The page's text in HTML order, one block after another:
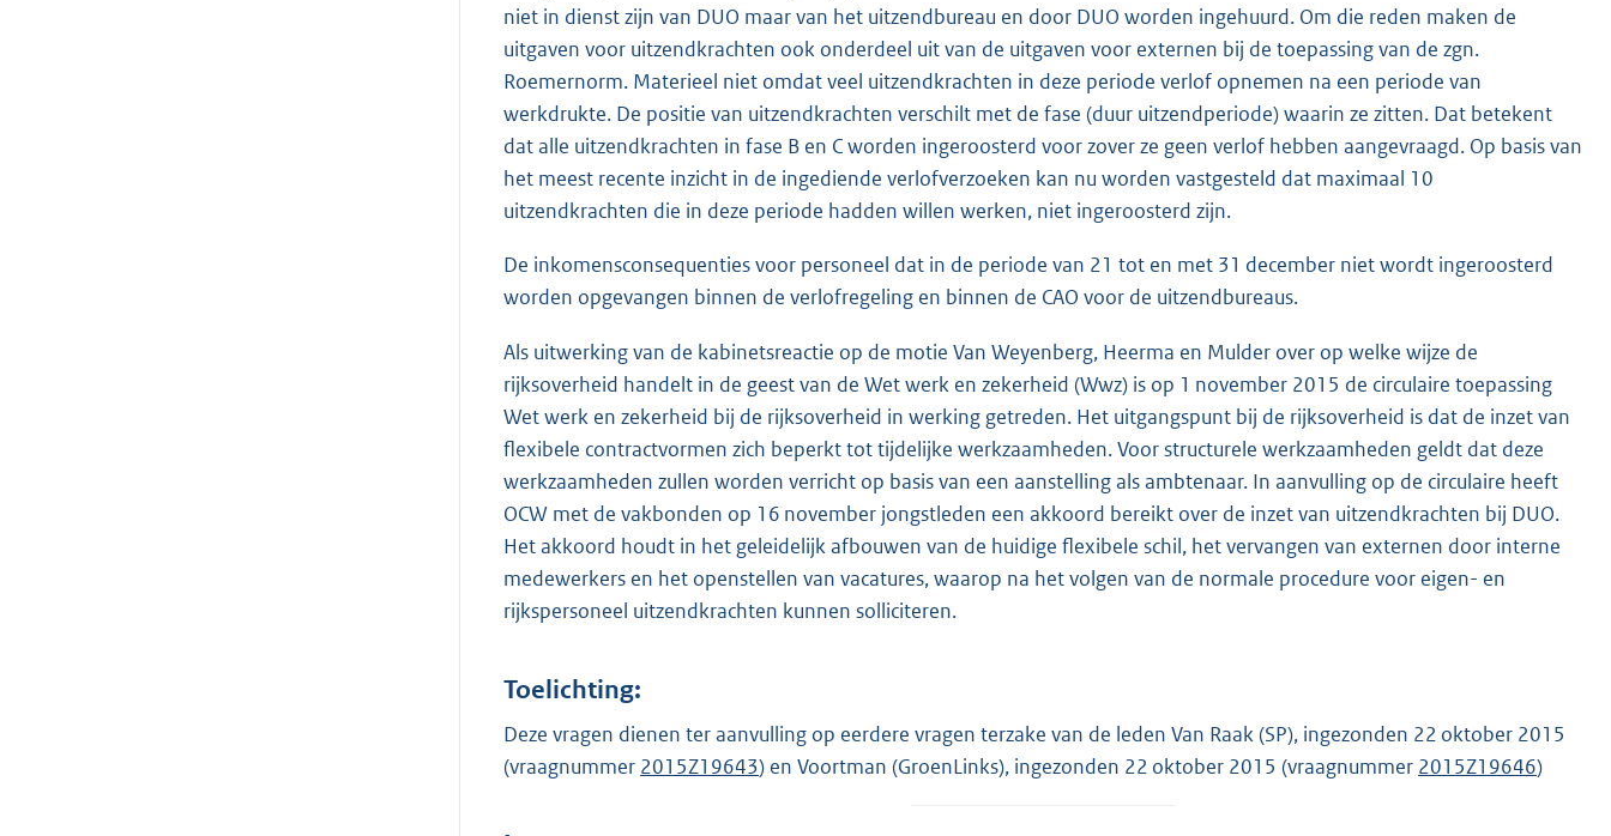
niet in dienst zijn van DUO maar van het uitzendbureau en door DUO worden ingehuurd. Om die reden maken de
uitgaven voor uitzendkrachten ook onderdeel uit van de uitgaven voor externen bij de toepassing van de zgn.
Roemernorm. Materieel niet omdat veel uitzendkrachten in deze periode verlof opnemen na een periode van
werkdrukte. De positie van uitzendkrachten verschilt met de fase (duur uitzendperiode) waarin ze zitten. Dat betekent
dat alle uitzendkrachten in fase B en C worden ingeroosterd voor zover ze geen verlof hebben aangevraagd. Op basis van
het meest recente inzicht in de ingediende verlofverzoeken kan nu worden vastgesteld dat maximaal 10
uitzendkrachten die in deze periode hadden willen werken, niet ingeroosterd zijn.
De inkomensconsequenties voor personeel dat in de periode van 21 tot en met 31 december niet wordt ingeroosterd
worden opgevangen binnen de verlofregeling en binnen de CAO voor de uitzendbureaus.
Als uitwerking van de kabinetsreactie op de motie Van Weyenberg, Heerma en Mulder over op welke wijze de
rijksoverheid handelt in de geest van de Wet werk en zekerheid (Wwz) is op 1 november 2015 de circulaire toepassing
Wet werk en zekerheid bij de rijksoverheid in werking getreden. Het uitgangspunt bij de rijksoverheid is dat de inzet van
flexibele contractvormen zich beperkt tot tijdelijke werkzaamheden. Voor structurele werkzaamheden geldt dat deze
werkzaamheden zullen worden verricht op basis van een aanstelling als ambtenaar. In aanvulling op de circulaire heeft
OCW met de vakbonden op 16 november jongstleden een akkoord bereikt over de inzet van uitzendkrachten bij DUO.
Het akkoord houdt in het geleidelijk afbouwen van de huidige flexibele schil, het vervangen van externen door interne
medewerkers en het openstellen van vacatures, waarop na het volgen van de normale procedure voor eigen- en
rijkspersoneel uitzendkrachten kunnen solliciteren.
Toelichting:
Deze vragen dienen ter aanvulling op eerdere vragen terzake van de leden Van Raak (SP), ingezonden 22 oktober 2015
(vraagnummer 2015Z19643) en Voortman (GroenLinks), ingezonden 22 oktober 2015 (vraagnummer 2015Z19646)